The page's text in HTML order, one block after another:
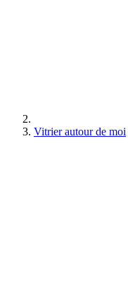
Vitrier autour de moi